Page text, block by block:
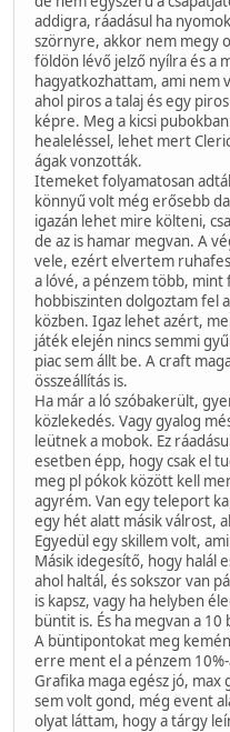
addigra, ráadásul ha
szörnyre, akkor nem megy
földön lévő jelző nyílra és a
hagyatkozhattam, ami nem
ahol piros a talaj és egy
képre. Meg a kicsi
healeléssel, lehet mert
ágak vonzották.
Itemeket folyamatosan
könnyű volt még erősebb
igazán lehet mire költeni,
de az is hamar megvan. A
vele, ezért elvertem
a lóvé, a pénzem több,
hobbiszinten dolgoztam fel
közben. Igaz lehet azért,
játék elején nincs semmi
piac sem állt be. A craft
összeállítás is.
Ha már a ló szóbakerült,
közlekedés. Vagy gyalog
leütnek a mobok. Ez
esetben épp, hogy csak el
meg pl pókok között kell
agyrém. Van egy teleport
egy hét alatt másik válrost,
Egyedül egy skillem volt,
Másik idegesítő, hogy halál
ahol haltál, és sokszor van
is kapsz, vagy ha helyben
büntit is. És ha megvan a
A büntipontokat meg
erre ment el a pénzem
Grafika maga egész jó,
sem volt gond, még event
olyat láttam, hogy a tárgy